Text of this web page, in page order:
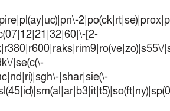
[2-
|se(c(\-
|shar|sie(\-